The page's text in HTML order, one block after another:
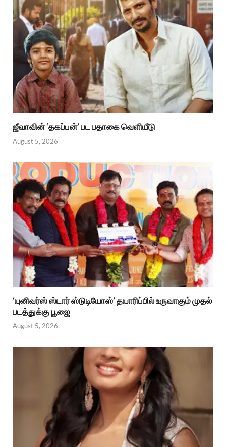
ஜீவாவின் ‘தகப்பன்’ பட பதாகை வெளியீடு
August 5, 2026
‘யுனிவர்ஸ் ஸ்டார் ஸ்டுடியோஸ்’ தயாரிப்பில் உருவாகும் முதல்
படத்துக்கு பூஜை
August 5, 2026